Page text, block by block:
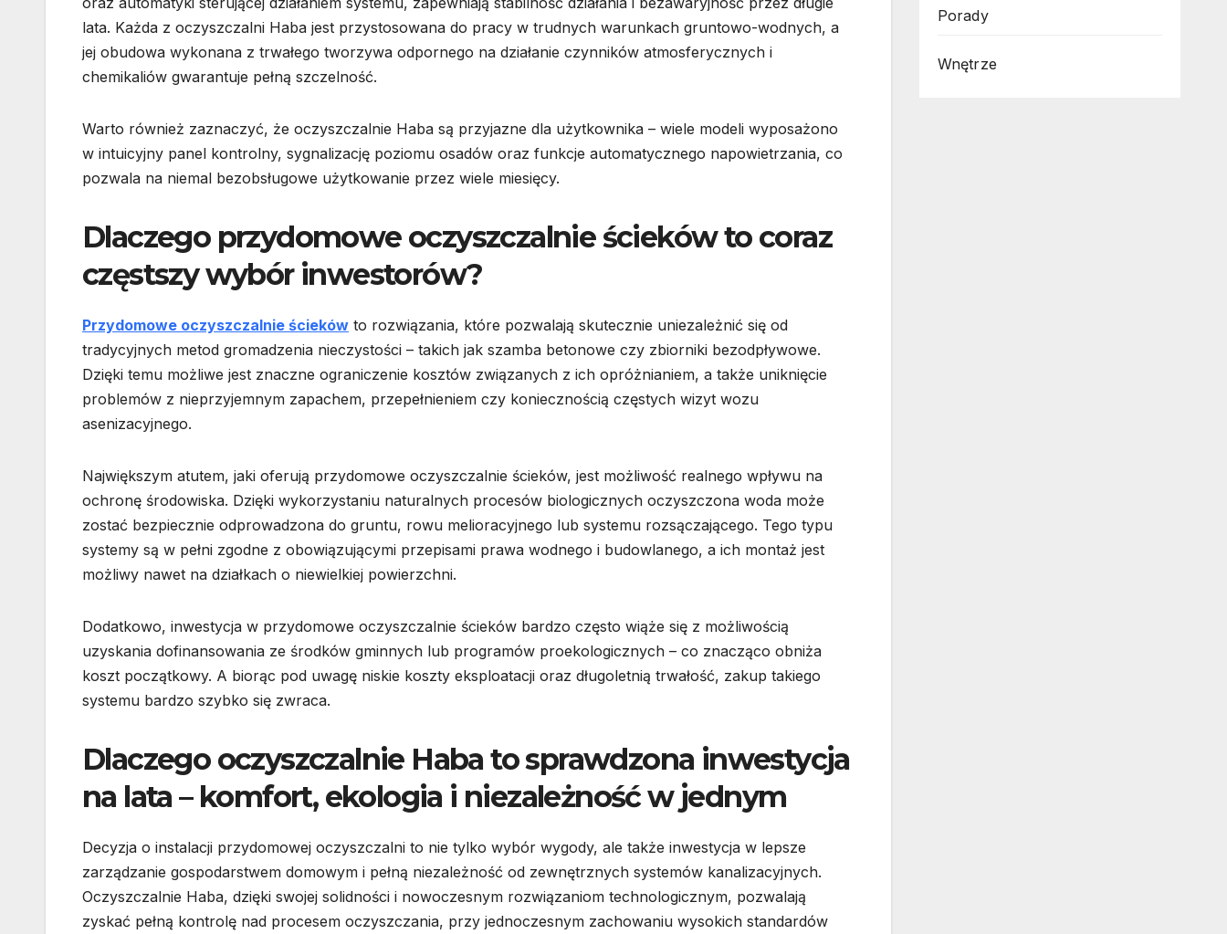
lata. Każda z oczyszczalni Haba jest przystosowana do pracy w trudnych warunkach gruntowo-wodnych, a
jej obudowa wykonana z trwałego tworzywa odpornego na działanie czynników atmosferycznych i
chemikaliów gwarantuje pełną szczelność.
Warto również zaznaczyć, że oczyszczalnie Haba są przyjazne dla użytkownika – wiele modeli wyposażono
w intuicyjny panel kontrolny, sygnalizację poziomu osadów oraz funkcje automatycznego napowietrzania, co
pozwala na niemal bezobsługowe użytkowanie przez wiele miesięcy.
Dlaczego przydomowe oczyszczalnie ścieków to coraz
częstszy wybór inwestorów?
Przydomowe oczyszczalnie ścieków to rozwiązania, które pozwalają skutecznie uniezależnić się od
tradycyjnych metod gromadzenia nieczystości – takich jak szamba betonowe czy zbiorniki bezodpływowe.
Dzięki temu możliwe jest znaczne ograniczenie kosztów związanych z ich opróżnianiem, a także uniknięcie
problemów z nieprzyjemnym zapachem, przepełnieniem czy koniecznością częstych wizyt wozu
asenizacyjnego.
Największym atutem, jaki oferują przydomowe oczyszczalnie ścieków, jest możliwość realnego wpływu na
ochronę środowiska. Dzięki wykorzystaniu naturalnych procesów biologicznych oczyszczona woda może
zostać bezpiecznie odprowadzona do gruntu, rowu melioracyjnego lub systemu rozsączającego. Tego typu
systemy są w pełni zgodne z obowiązującymi przepisami prawa wodnego i budowlanego, a ich montaż jest
możliwy nawet na działkach o niewielkiej powierzchni.
Dodatkowo, inwestycja w przydomowe oczyszczalnie ścieków bardzo często wiąże się z możliwością
uzyskania dofinansowania ze środków gminnych lub programów proekologicznych – co znacząco obniża
koszt początkowy. A biorąc pod uwagę niskie koszty eksploatacji oraz długoletnią trwałość, zakup takiego
systemu bardzo szybko się zwraca.
Dlaczego oczyszczalnie Haba to sprawdzona inwestycja
na lata – komfort, ekologia i niezależność w jednym
Decyzja o instalacji przydomowej oczyszczalni to nie tylko wybór wygody, ale także inwestycja w lepsze
zarządzanie gospodarstwem domowym i pełną niezależność od zewnętrznych systemów kanalizacyjnych.
Oczyszczalnie Haba, dzięki swojej solidności i nowoczesnym rozwiązaniom technologicznym, pozwalają
zyskać pełną kontrolę nad procesem oczyszczania, przy jednoczesnym zachowaniu wysokich standardów
Porady
Wnętrze